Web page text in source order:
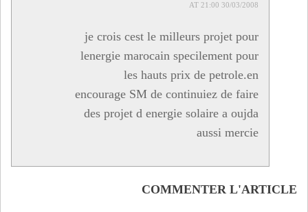
30/03/2008 AT 21:00
je crois cest le milleurs projet pour
lenergie marocain specilement pour
les hauts prix de petrole.en
encourage SM de continuiez de faire
des projet d energie solaire a oujda
aussi mercie
COMMENTER L'ARTICLE